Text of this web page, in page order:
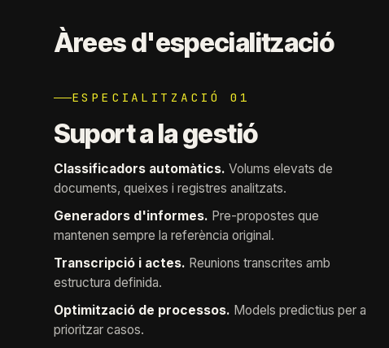
Àrees d'especialització
ESPECIALITZACIÓ 01
Suport a la gestió
Classificadors automàtics. Volums elevats de
documents, queixes i registres analitzats.
Generadors d'informes. Pre-propostes que
mantenen sempre la referència original.
Transcripció i actes. Reunions transcrites amb
estructura definida.
Optimització de processos. Models predictius per a
prioritzar casos.